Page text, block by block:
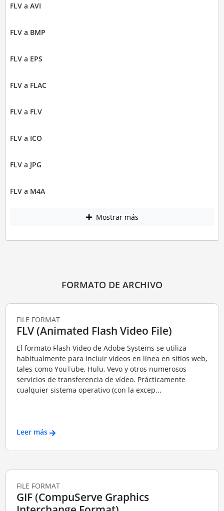
FLV a AVI
FLV a BMP
FLV a EPS
FLV a FLAC
FLV a FLV
FLV a ICO
FLV a JPG
FLV a M4A
Mostrar más
FORMATO DE ARCHIVO
FILE FORMAT
FLV (Animated Flash Video File)
El formato Flash Video de Adobe Systems se utiliza
habitualmente para incluir vídeos en línea en sitios web,
tales como YouTube, Hulu, Vevo y otros numerosos
servicios de transferencia de vídeo. Prácticamente
cualquier sistema operativo (con la excep...
Leer más
FILE FORMAT
GIF (CompuServe Graphics